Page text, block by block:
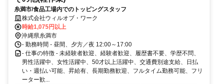
糸満市/食品工場内でのトッピングスタッフ
株式会社ウィルオブ・ワーク
時給1,075円以上
沖縄県糸満市
- 勤務時間 - 昼間、夕方／夜 12:00～17:00
- 仕事の特徴 - 未経験者歓迎、経験者歓迎、履歴書不要、学歴不問、
男性活躍中、女性活躍中、50才以上活躍中、交通費別途支給、日払
い・週払い可能、昇給有、長期勤務歓迎、フルタイム勤務可能、フリ
ーター歓...